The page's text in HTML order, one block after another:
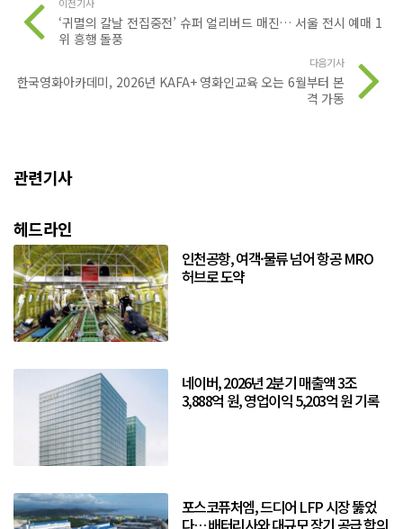
‘귀멸의 칼날 전집중전’ 슈퍼 얼리버드 매진… 서울 전시 예매 1
위 흥행 돌풍
다음기사
한국영화아카데미, 2026년 KAFA+ 영화인교육 오는 6월부터 본
격 가동
관련기사
헤드라인
인천공항, 여객·물류 넘어 항공 MRO
허브로 도약
네이버, 2026년 2분기 매출액 3조
3,888억 원, 영업이익 5,203억 원 기록
포스코퓨처엠, 드디어 LFP 시장 뚫었
다… 배터리사와 대규모 장기 공급 합의